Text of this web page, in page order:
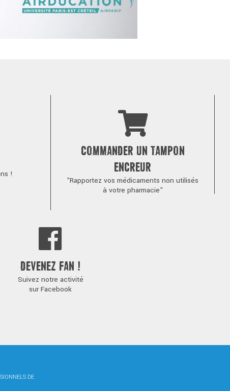
!
COMMANDER UN TAMPON
ENCREUR
"Rapportez vos médicaments non utilisés
à votre pharmacie"
DEVENEZ FAN !
Suivez notre activité
sur Facebook
DE